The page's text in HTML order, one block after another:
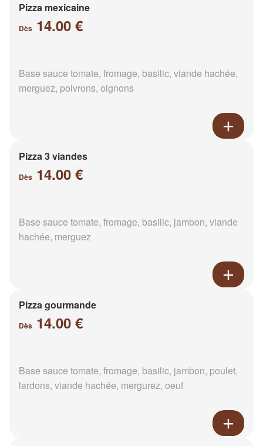
Pizza mexicaine
Dès 14.00 €
Base sauce tomate, fromage, basilic, viande hachée,
merguez, poivrons, oignons
Pizza 3 viandes
Dès 14.00 €
Base sauce tomate, fromage, basilic, jambon, viande
hachée, merguez
Pizza gourmande
Dès 14.00 €
Base sauce tomate, fromage, basilic, jambon, poulet,
lardons, viande hachée, mergurez, oeuf